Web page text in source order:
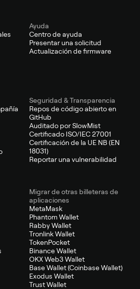
Ayuda
Centro de ayuda
Presentar una solicitud
Actualización de firmware
Seguridad & Transparencia
Repos de código abierto en
GitHub
Auditado por SlowMist
Certificado ISO/IEC 27001
Certificación de la UE NB (EN
18031)
Reportar una vulnerabilidad
Migrar de otras billeteras de
aplicaciones
MetaMask
Phantom Wallet
Rabby Wallet
Tronlink Wallet
TokenPocket
Binance Wallet
OKX Web3 Wallet
Base Wallet (Coinbase Wallet)
Exodus Wallet
Trust Wallet